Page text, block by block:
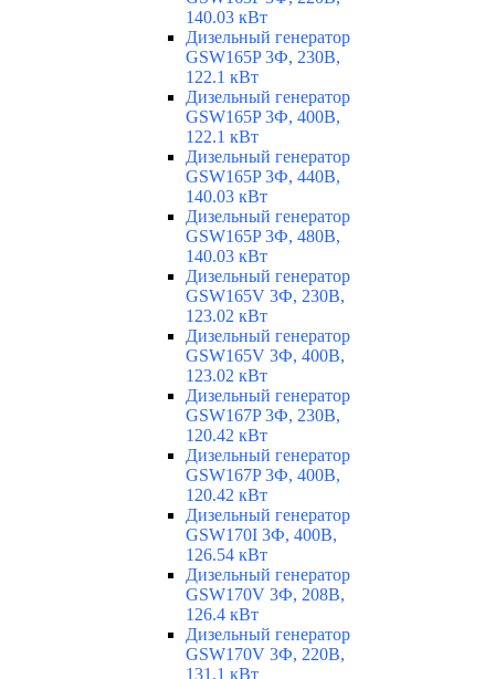
140.03 кВт
Дизельный генератор
GSW165P 3Ф, 230В,
122.1 кВт
Дизельный генератор
GSW165P 3Ф, 400В,
122.1 кВт
Дизельный генератор
GSW165P 3Ф, 440В,
140.03 кВт
Дизельный генератор
GSW165P 3Ф, 480В,
140.03 кВт
Дизельный генератор
GSW165V 3Ф, 230В,
123.02 кВт
Дизельный генератор
GSW165V 3Ф, 400В,
123.02 кВт
Дизельный генератор
GSW167P 3Ф, 230В,
120.42 кВт
Дизельный генератор
GSW167P 3Ф, 400В,
120.42 кВт
Дизельный генератор
GSW170I 3Ф, 400В,
126.54 кВт
Дизельный генератор
GSW170V 3Ф, 208В,
126.4 кВт
Дизельный генератор
GSW170V 3Ф, 220В,
131.1 кВт